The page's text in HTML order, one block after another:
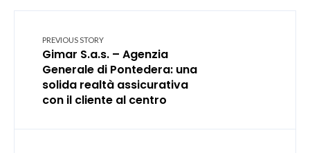
PREVIOUS STORY
Gimar S.a.s. – Agenzia
Generale di Pontedera: una
solida realtà assicurativa
con il cliente al centro